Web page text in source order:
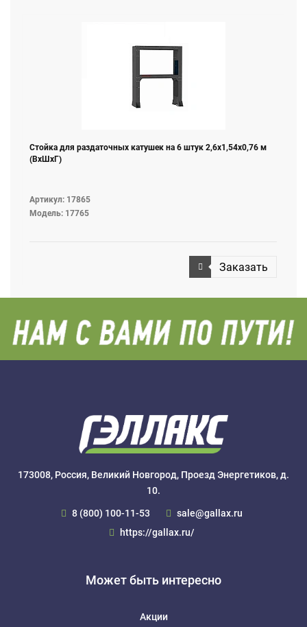
Стойка для раздаточных катушек на 6 штук 2,6х1,54х0,76 м
(ВхШхГ)
Артикул: 17865
Модель: 17765
Заказать
173008, Россия, Великий Новгород, Проезд Энергетиков, д.
10.
8 (800) 100-11-53
sale@gallax.ru
https://gallax.ru/
Может быть интересно
Акции